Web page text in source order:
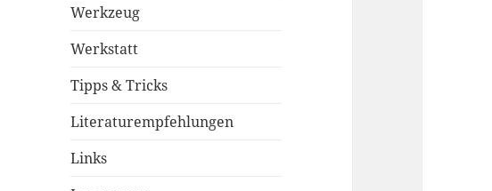
Werkzeug
Werkstatt
Tipps & Tricks
Literaturempfehlungen
Links